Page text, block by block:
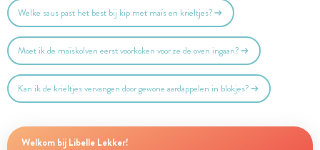
Welke saus past het best bij kip met maïs en krieltjes?
Moet ik de maïskolven eerst voorkoken voor ze de oven ingaan?
Kan ik de krieltjes vervangen door gewone aardappelen in blokjes?
Welkom bij Libelle Lekker!